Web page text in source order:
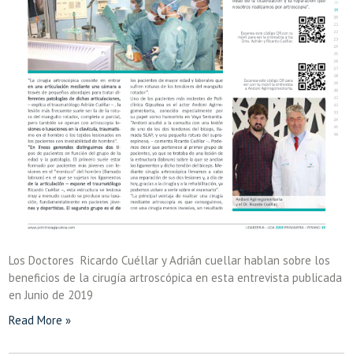
Los Doctores Ricardo Cuéllar y Adrián cuellar hablan sobre los
beneficios de la cirugía artroscópica en esta entrevista publicada
en Junio de 2019
Read More »